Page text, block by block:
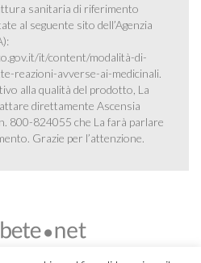
sanitaria di riferimento
al seguente sito dell’Agenzia
it/content/modalità-di-
reazioni-avverse-ai-medicinali.
alla qualità del prodotto, La
direttamente Ascensia
800-824055 che La farà parlare
Grazie per l’attenzione.